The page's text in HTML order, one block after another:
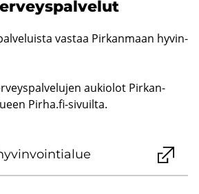
vas­taa Pir­kan­maan hy­vin­
au­kio­lot Pir­kan­
Pirha.fi-​sivuilta.